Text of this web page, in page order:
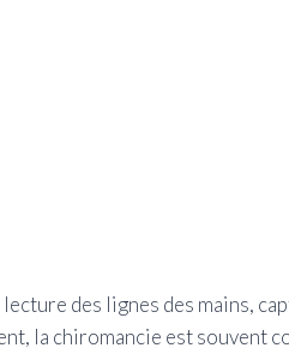
des lignes des mains,
la chiromancie est souvent